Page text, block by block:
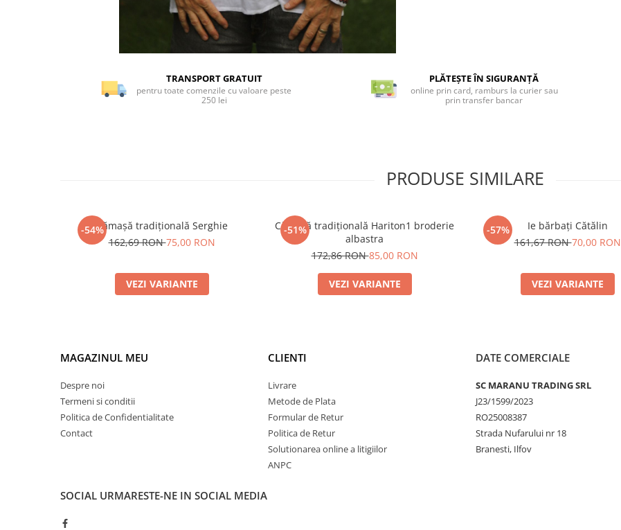
TRANSPORT GRATUIT
pentru toate comenzile cu valoare peste
250 lei
PLĂTEȘTE ÎN SIGURANȚĂ
online prin card, ramburs la curier sau
prin transfer bancar
PRODUSE SIMILARE
-54%Cămașă tradițională Serghie
162,69 RON75,00 RON
VEZI VARIANTE
-51%
Cămașă tradițională Hariton1 broderie
albastra
172,86 RON85,00 RON
VEZI VARIANTE
-57%
Ie bărbați Cătălin
161,67 RON70,00 RON
VEZI VARIANTE
MAGAZINUL MEU
Despre noi
Termeni si conditii
Politica de Confidentialitate
Contact
CLIENTI
Livrare
Metode de Plata
Formular de Retur
Politica de Retur
Solutionarea online a litigiilor
ANPC
DATE COMERCIALE
SC MARANU TRADING SRL
J23/1599/2023
RO25008387
Strada Nufarului nr 18
Branesti, Ilfov
SOCIAL URMARESTE-NE IN SOCIAL MEDIA